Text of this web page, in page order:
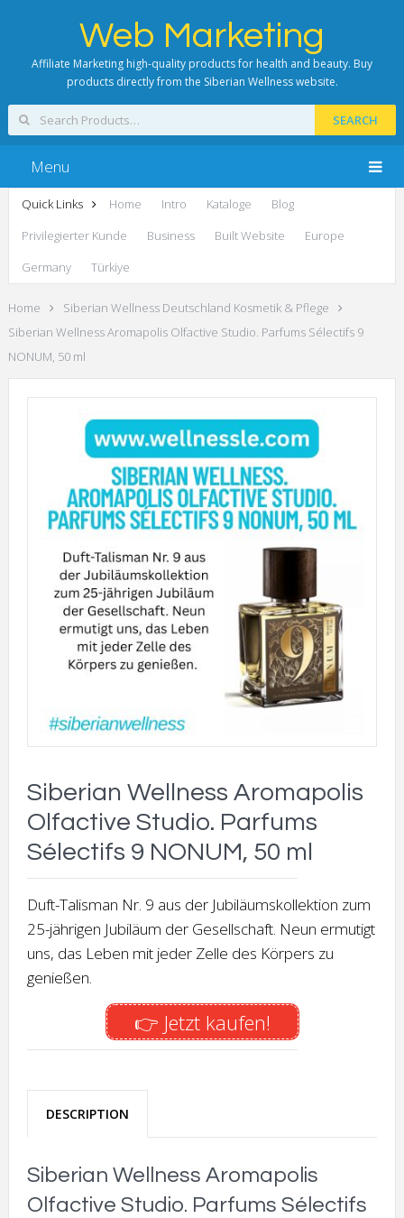
Web Marketing
Affiliate Marketing high-quality products for health and beauty. Buy
products directly from the Siberian Wellness website.
SEARCH
Menu
Quick Links Home Intro Kataloge
Blog
Privilegierter Kunde
Business Built Website
Europe
Germany
Türkiye
Home
Siberian Wellness Deutschland Kosmetik & Pflege
Siberian Wellness Aromapolis Olfactive Studio. Parfums Sélectifs 9
NONUM, 50 ml
Siberian Wellness Aromapolis
Olfactive Studio. Parfums
Sélectifs 9 NONUM, 50 ml
Duft-Talisman Nr. 9 aus der Jubiläumskollektion zum
25-jährigen Jubiläum der Gesellschaft. Neun ermutigt
uns, das Leben mit jeder Zelle des Körpers zu
genießen.
👉 Jetzt kaufen!
DESCRIPTION
Siberian Wellness Aromapolis
Olfactive Studio. Parfums Sélectifs